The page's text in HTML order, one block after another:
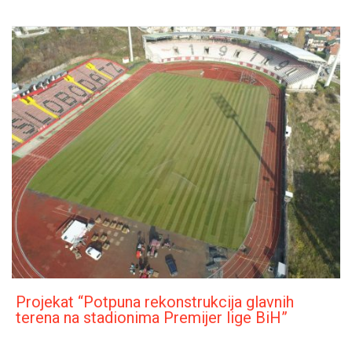
Projekat “Potpuna rekonstrukcija glavnih
terena na stadionima Premijer lige BiH”